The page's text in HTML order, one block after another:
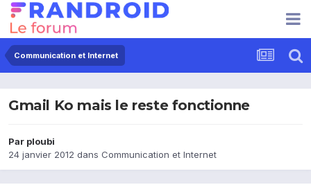
Communication et Internet
Gmail Ko mais le reste fonctionne
Par ploubi
24 janvier 2012 dans Communication et Internet